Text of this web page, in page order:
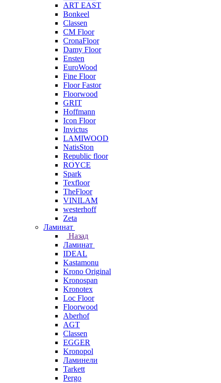
ART EAST
Bonkeel
Classen
CM Floor
CronaFloor
Damy Floor
Ensten
EuroWood
Fine Floor
Floor Fastor
Floorwood
GRIT
Hoffmann
Icon Floor
Invictus
LAMIWOOD
NatisSton
Republic floor
ROYCE
Spark
Texfloor
TheFloor
VINILAM
westerhoff
Zeta
Ламинат
Назад
Ламинат
IDEAL
Kastamonu
Krono Original
Kronospan
Kronotex
Loc Floor
Floorwood
Aberhof
AGT
Classen
EGGER
Kronopol
Ламинели
Tarkett
Pergo